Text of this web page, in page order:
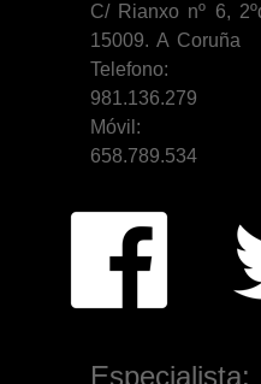
C/ Rianxo nº 6,
15009. A Coruña
Telefono:
981.136.279
Móvil:
658.789.534
Especialista: